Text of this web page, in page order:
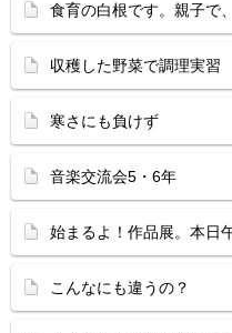
食育の白根です。親子で、
収穫した野菜で調理実習
寒さにも負けず
音楽交流会5・6年
始まるよ！作品展。本日
こんなにも違うの？